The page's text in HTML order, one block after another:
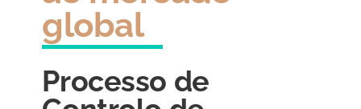
global
Processo de